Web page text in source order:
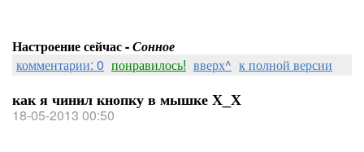
Настроение сейчас -Сонное
комментарии: 0 понравилось! вверх^ к полной версии
как я чинил кнопку в мышке Х_Х
18-05-2013 00:50